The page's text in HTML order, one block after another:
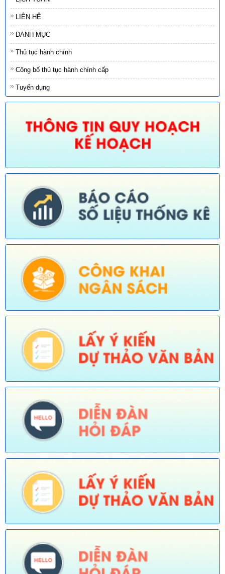
LIÊN HỆ
DANH MỤC
Thủ tục hành chính
Công bố thủ tục hành chính cấp
Tuyển dụng